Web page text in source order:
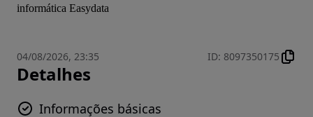
informática Easydata
04/08/2026, 23:35 ID: 8097350175
Detalhes
Informações básicas